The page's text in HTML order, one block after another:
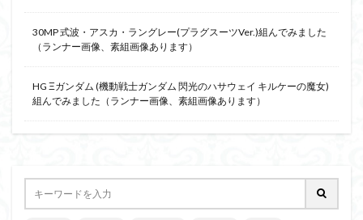
30MP 式波・アスカ・ラングレー(プラグスーツVer.)組んでみました
（ランナー画像、素組画像あります）
HG Ξガンダム (機動戦士ガンダム 閃光のハサウェイ キルケーの魔女)
組んでみました（ランナー画像、素組画像あります）